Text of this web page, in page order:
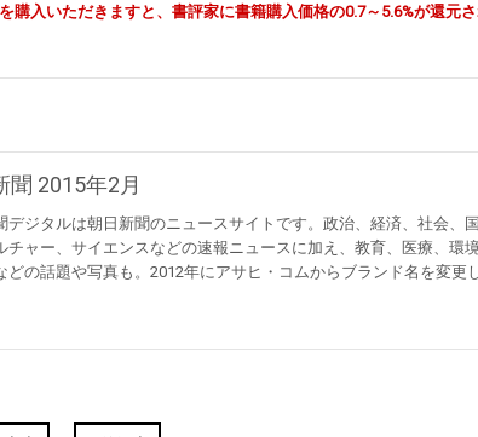
購入いただきますと、書評家に書籍購入価格の0.7～5.6%が還元さ
聞 2015年2月
デジタルは朝日新聞のニュースサイトです。政治、経済、社会、
チャー、サイエンスなどの速報ニュースに加え、教育、医療、環
どの話題や写真も。2012年にアサヒ・コムからブランド名を変更